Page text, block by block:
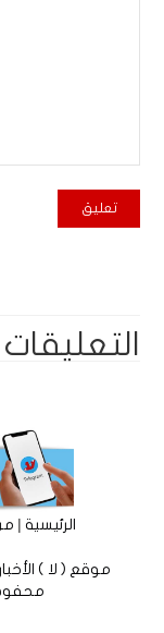
التعليقات
الرئيسية|